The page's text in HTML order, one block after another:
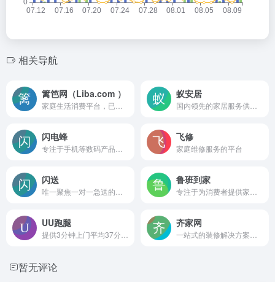
相关导航
篱笆网（Liba.com ） 蚁安居
闪电蜂 飞修
家庭维修服务的平台
闪送 鲁班到家
UU跑腿 齐家网
暂无评论